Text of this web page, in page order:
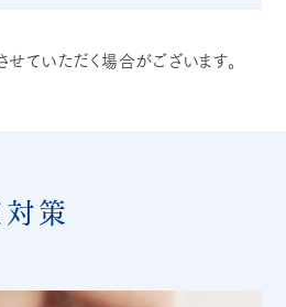
ていただく場合がございます。
策